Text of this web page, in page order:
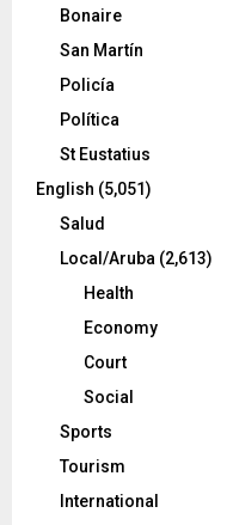
Bonaire
San Martín
Policía
Política
St Eustatius
English (5,051)
Salud
Local/Aruba (2,613)
Health
Economy
Court
Social
Sports
Tourism
International